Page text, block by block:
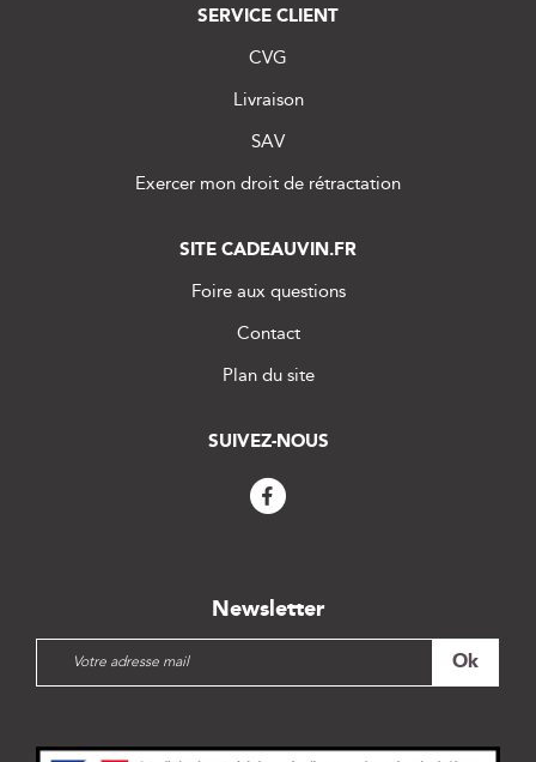
SERVICE CLIENT
CVG
Livraison
SAV
Exercer mon droit de rétractation
SITE CADEAUVIN.FR
Foire aux questions
Contact
Plan du site
SUIVEZ-NOUS
Newsletter
I
s
r
Ok